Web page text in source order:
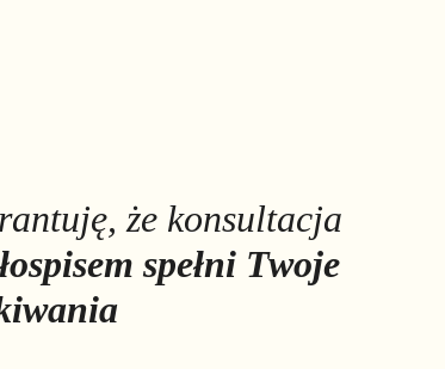
że konsultacja
spełni Twoje